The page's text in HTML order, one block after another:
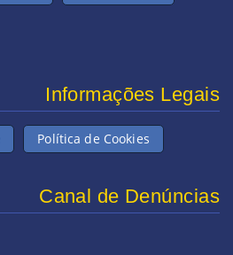
Informações Legais
Política de Cookies
Canal de Denúncias